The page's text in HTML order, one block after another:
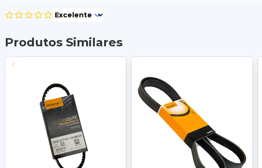
Produtos Similares